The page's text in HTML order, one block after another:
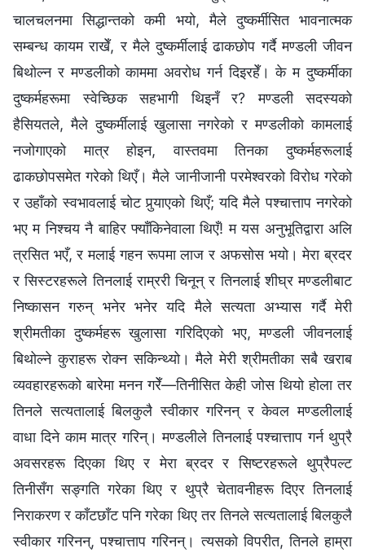
चालचलनमा सिद्धान्तको कमी भयो, मैले दुष्कर्मीसित भावनात्मक
सम्बन्ध कायम राखेँ, र मैले दुष्कर्मीलाई ढाकछोप गर्दै मण्डली जीवन
बिथोल्न र मण्डलीको काममा अवरोध गर्न दिइरहेँ। के म दुष्कर्मीका
दुष्कर्महरूमा स्वेच्छिक सहभागी थिइनँ र? मण्डली सदस्यको
हैसियतले, मैले दुष्कर्मीलाई खुलासा नगरेको र मण्डलीको कामलाई
नजोगाएको मात्र होइन, वास्तवमा तिनका दुष्कर्महरूलाई
ढाकछोपसमेत गरेको थिएँ। मैले जानीजानी परमेश्‍वरको विरोध गरेको
र उहाँको स्वभावलाई चोट पुर्‍याएको थिएँ; यदि मैले पश्‍चात्ताप नगरेको
भए म निश्‍चय नै बाहिर फ्याँकिनेवाला थिएँ! म यस अनुभूतिद्वारा अलि
त्रसित भएँ, र मलाई गहन रूपमा लाज र अफसोस भयो। मेरा ब्रदर
र सिस्टरहरूले तिनलाई राम्ररी चिनून् र तिनलाई शीघ्र मण्डलीबाट
निष्कासन गरुन् भनेर भनेर यदि मैले सत्यता अभ्यास गर्दै मेरी
श्रीमतीका दुष्कर्महरू खुलासा गरिदिएको भए, मण्डली जीवनलाई
बिथोल्ने कुराहरू रोक्‍न सकिन्थ्यो। मैले मेरी श्रीमतीका सबै खराब
व्यवहारहरूको बारेमा मनन गरेँ—तिनीसित केही जोस थियो होला तर
तिनले सत्यतालाई बिलकुलै स्वीकार गरिनन् र केवल मण्डलीलाई
वाधा दिने काम मात्र गरिन्। मण्डलीले तिनलाई पश्‍चात्ताप गर्न थुप्रै
अवसरहरू दिएका थिए र मेरा ब्रदर र सिष्टरहरूले थुप्रैपल्ट
तिनीसँग सङ्गति गरेका थिए र थुप्रै चेतावनीहरू दिएर तिनलाई
निराकरण र काँटछाँट पनि गरेका थिए तर तिनले सत्यतालाई बिलकुलै
स्वीकार गरिनन्, पश्‍चात्ताप गरिनन्। त्यसको विपरीत, तिनले हाम्रा